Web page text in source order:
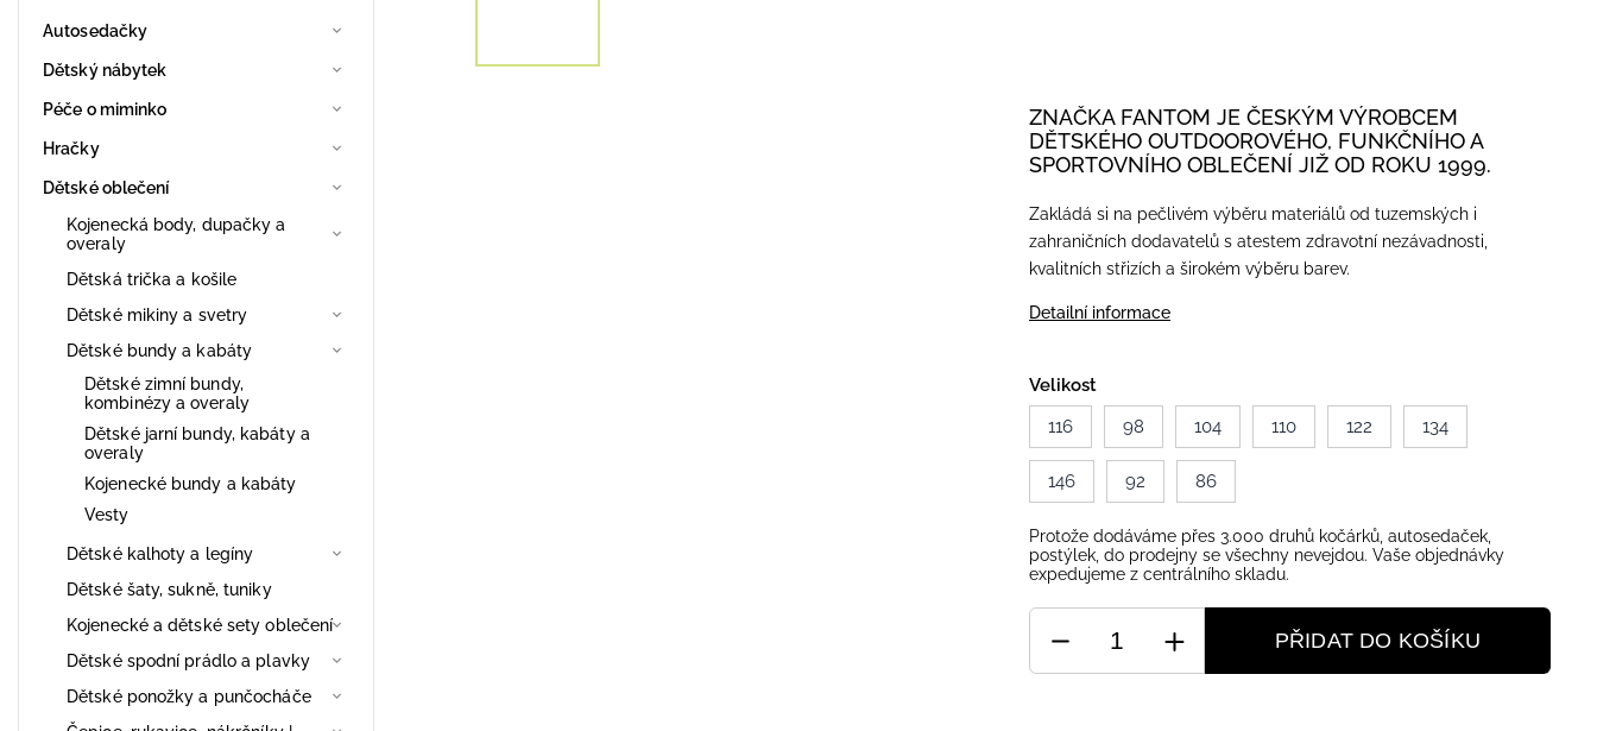
Autosedačky
Dětský nábytek
Péče o miminko
Hračky
Dětské oblečení
Kojenecká body, dupačky a
overaly
Dětská trička a košile
Dětské mikiny a svetry
Dětské bundy a kabáty
Dětské zimní bundy,
kombinézy a overaly
Dětské jarní bundy, kabáty a
overaly
Kojenecké bundy a kabáty
Vesty
Dětské kalhoty a legíny
Dětské šaty, sukně, tuniky
Kojenecké a dětské sety oblečení
Dětské spodní prádlo a plavky
Dětské ponožky a punčocháče
ZNAČKA FANTOM JE ČESKÝM VÝROBCEM
DĚTSKÉHO OUTDOOROVÉHO, FUNKČNÍHO A
SPORTOVNÍHO OBLEČENÍ JIŽ OD ROKU 1999.
Zakládá si na pečlivém výběru materiálů od tuzemských i
zahraničních dodavatelů s atestem zdravotní nezávadnosti,
kvalitních střizích a širokém výběru barev.
Detailní informace
Velikost
116
98 104 110 122 134
146 92 86
Protože dodáváme přes 3.000 druhů kočárků, autosedaček,
postýlek, do prodejny se všechny nevejdou. Vaše objednávky
expedujeme z centrálního skladu.
PŘIDAT DO KOŠÍKU